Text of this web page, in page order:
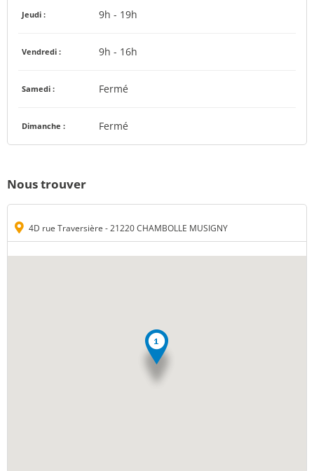
Jeudi : 9h - 19h
Vendredi : 9h - 16h
Samedi : Fermé
Dimanche : Fermé
Nous trouver
4D rue Traversière - 21220 CHAMBOLLE MUSIGNY